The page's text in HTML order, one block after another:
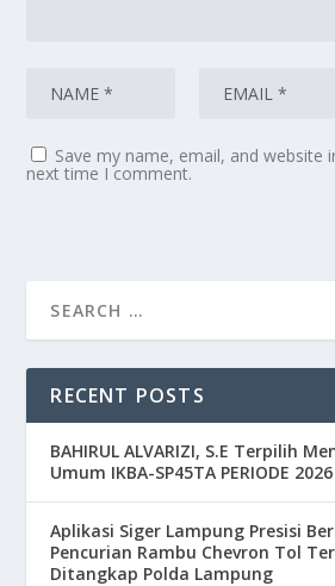
Save my name, email, and website
next time I comment.
RECENT POSTS
BAHIRUL ALVARIZI, S.E Terpilih
Umum IKBA-SP45TA PERIODE
Aplikasi Siger Lampung Presisi
Pencurian Rambu Chevron Tol
Ditangkap Polda Lampung